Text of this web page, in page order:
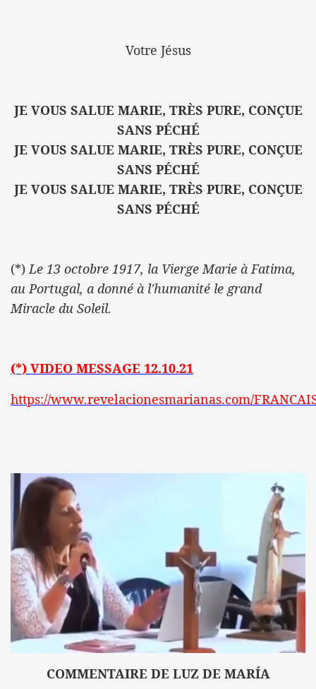
Votre Jésus
JE VOUS SALUE MARIE, TRÈS PURE, CONÇUE
SANS PÉCHÉ
JE VOUS SALUE MARIE, TRÈS PURE, CONÇUE
SANS PÉCHÉ
JE VOUS SALUE MARIE, TRÈS PURE, CONÇUE
SANS PÉCHÉ
(*)Le 13 octobre 1917, la Vierge Marie à Fatima,
au Portugal, a donné à l'humanité le grand
Miracle du Soleil.
(*) VIDEO MESSAGE 12.10.21
https://www.revelacionesmarianas.com/
COMMENTAIRE DE LUZ DE MARÍA